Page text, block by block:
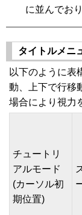
に並んでお
タイトルメニ
以下のように表
動、上下で行移
場合により視力
チュートリ
アルモード
(カーソル初
期位置)